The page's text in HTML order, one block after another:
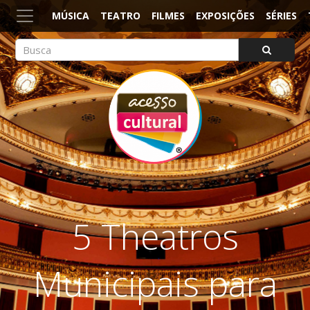
MÚSICA TEATRO FILMES EXPOSIÇÕES SÉRIES
ACESSO CULTURAL
Arte, Cultura Pop e Entretenimento
5 Theatros
Municipais para